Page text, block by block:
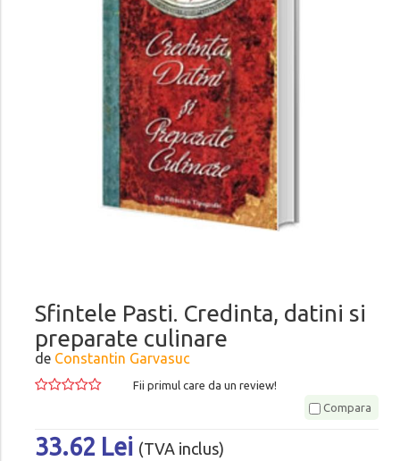
Sfintele Pasti. Credinta, datini si
preparate culinare
de Constantin Garvasuc
Fii primul care da un review!
Compara
33.62 Lei (TVA inclus)